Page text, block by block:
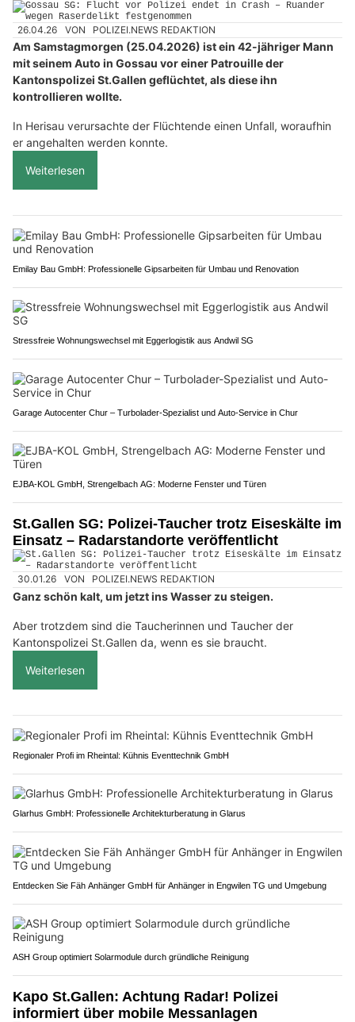
26.04.26 VON POLIZEI.NEWS REDAKTION
Am Samstagmorgen (25.04.2026) ist ein 42-jähriger Mann
mit seinem Auto in Gossau vor einer Patrouille der
Kantonspolizei St.Gallen geflüchtet, als diese ihn
kontrollieren wollte.
In Herisau verursachte der Flüchtende einen Unfall, woraufhin
er angehalten werden konnte.
Weiterlesen
Emilay Bau GmbH: Professionelle Gipsarbeiten für Umbau und Renovation
Stressfreie Wohnungswechsel mit Eggerlogistik aus Andwil SG
Garage Autocenter Chur – Turbolader-Spezialist und Auto-Service in Chur
EJBA-KOL GmbH, Strengelbach AG: Moderne Fenster und Türen
St.Gallen SG: Polizei-Taucher trotz Eiseskälte im
Einsatz – Radarstandorte veröffentlicht
30.01.26 VON POLIZEI.NEWS REDAKTION
Ganz schön kalt, um jetzt ins Wasser zu steigen.
Aber trotzdem sind die Taucherinnen und Taucher der
Kantonspolizei St.Gallen da, wenn es sie braucht.
Weiterlesen
Regionaler Profi im Rheintal: Kühnis Eventtechnik GmbH
Glarhus GmbH: Professionelle Architekturberatung in Glarus
Entdecken Sie Fäh Anhänger GmbH für Anhänger in Engwilen TG und Umgebung
ASH Group optimiert Solarmodule durch gründliche Reinigung
Kapo St.Gallen: Achtung Radar! Polizei
informiert über mobile Messanlagen